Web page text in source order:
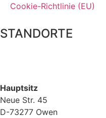
Cookie-Richtlinie (EU)
STANDORTE
Hauptsitz
Neue Str. 45
D-73277 Owen